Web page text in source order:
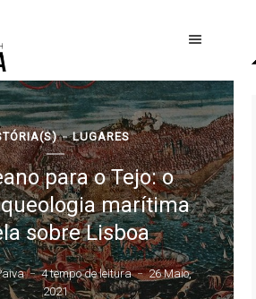
LUGARES
para o Tejo: o
marítima
sobre Lisboa
4 tempo de leitura
26 Maio,
2021